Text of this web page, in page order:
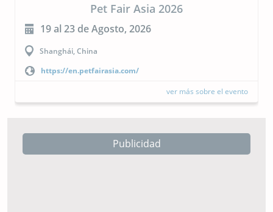
CIPAL 2026
23 al 24 de Septiembre, 2026
Buenos Aires, Argentina
https://cipal.com.ar/?lang=es
ver más sobre el evento
Publicidad